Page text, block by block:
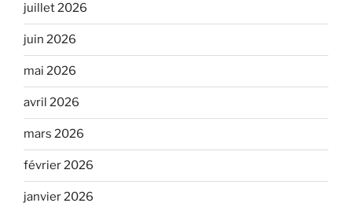
juillet 2026
juin 2026
mai 2026
avril 2026
mars 2026
février 2026
janvier 2026